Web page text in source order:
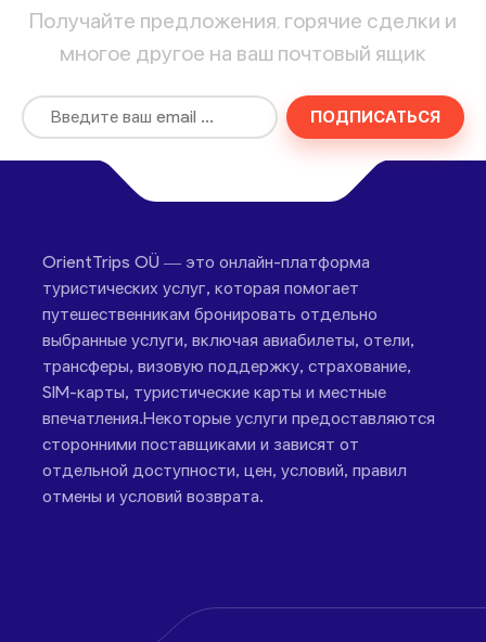
Получайте предложения, горячие сделки и
многое другое на ваш почтовый ящик
ПОДПИСАТЬСЯ
OrientTrips OÜ — это онлайн-платформа
туристических услуг, которая помогает
путешественникам бронировать отдельно
выбранные услуги, включая авиабилеты, отели,
трансферы, визовую поддержку, страхование,
SIM-карты, туристические карты и местные
впечатления.Некоторые услуги предоставляются
сторонними поставщиками и зависят от
отдельной доступности, цен, условий, правил
отмены и условий возврата.